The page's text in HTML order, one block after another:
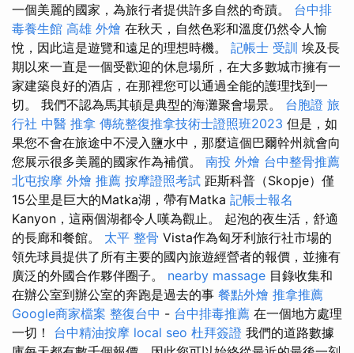
一個美麗的國家，為旅行者提供許多自然的奇蹟。 台中排
毒養生館 高雄 外燴 在秋天，自然色彩和溫度仍然令人愉
悅，因此這是遊覽和遠足的理想時機。 記帳士 受訓 埃及長
期以來一直是一個受歡迎的休息場所，在大多數城市擁有一
家建築良好的酒店，在那裡您可以通過全能的護理找到一
切。 我們不認為馬其頓是典型的海灘聚會場景。 台胞證 旅
行社 中醫 推拿 傳統整復推拿技術士證照班2023 但是，如
果您不會在旅途中不浸入鹽水中，那麼這個巴爾幹州就會向
您展示很多美麗的國家作為補償。 南投 外燴 台中整骨推薦
北屯按摩 外燴 推薦 按摩證照考試 距斯科普（Skopje）僅
15公里是巨大的Matka湖，帶有Matka 記帳士報名
Kanyon，這兩個湖都令人嘆為觀止。 起泡的夜生活，舒適
的長廊和餐館。 太平 整骨 Vista作為匈牙利旅行社市場的
領先球員提供了所有主要的國內旅遊經營者的報價，並擁有
廣泛的外國合作夥伴圈子。 nearby massage 目錄收集和
在辦公室到辦公室的奔跑是過去的事 餐點外燴 推拿推薦
Google商家檔案 整復台中 - 台中排毒推薦 在一個地方處理
一切！ 台中精油按摩 local seo 杜拜簽證 我們的道路數據